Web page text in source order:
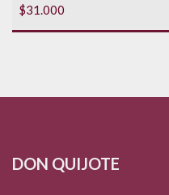
$31.000
DON QUIJOTE